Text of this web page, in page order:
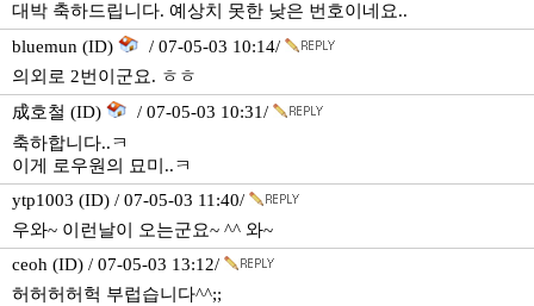
대박 축하드립니다. 예상치 못한 낮은 번호이네요..
bluemun (ID)
/ 07-05-03 10:14/
의외로 2번이군요. ㅎㅎ
成호철 (ID)
/ 07-05-03 10:31/
축하합니다..ㅋ
이게 로우원의 묘미..ㅋ
ytp1003 (ID) / 07-05-03 11:40/
우와~ 이런날이 오는군요~ ^^ 와~
ceoh (ID) / 07-05-03 13:12/
허허허허헉 부럽습니다^^;;